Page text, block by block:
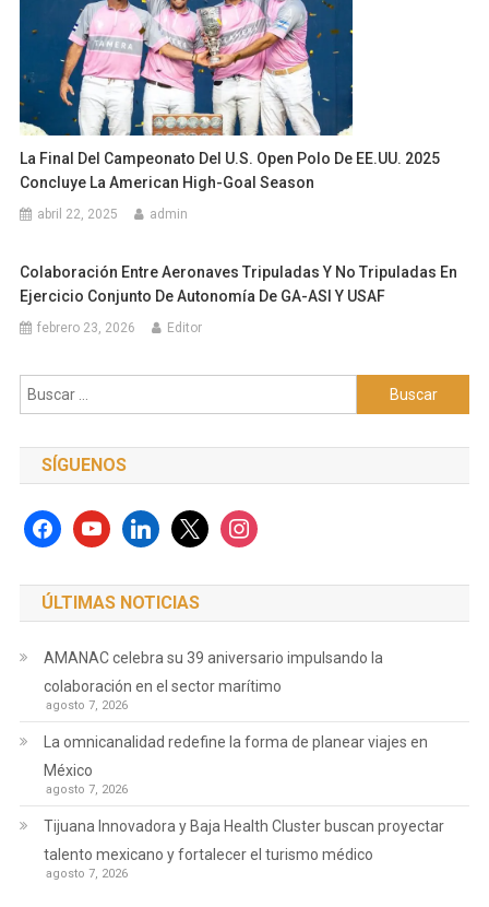
La Final Del Campeonato Del U.S. Open Polo De EE.UU. 2025
Concluye La American High-Goal Season
abril 22, 2025 admin
Colaboración Entre Aeronaves Tripuladas Y No Tripuladas En
Ejercicio Conjunto De Autonomía De GA-ASI Y USAF
febrero 23, 2026 Editor
Buscar:
SÍGUENOS
facebookyoutubelinkedinx instagram
ÚLTIMAS NOTICIAS
AMANAC celebra su 39 aniversario impulsando la
colaboración en el sector marítimo
agosto 7, 2026
La omnicanalidad redefine la forma de planear viajes en
México
agosto 7, 2026
Tijuana Innovadora y Baja Health Cluster buscan proyectar
talento mexicano y fortalecer el turismo médico
agosto 7, 2026